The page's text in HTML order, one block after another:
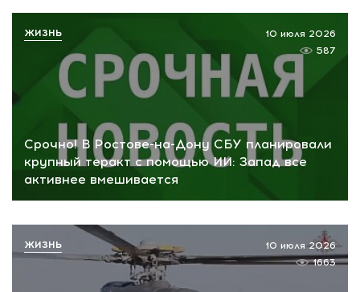
Срочно! В Ростове-на-Дону СБУ планировали
крупный теракт с помощью ИИ: Запад все
активнее вмешивается
10 июля 2026
587
ЖИЗНЬ
10 июля 2026
1663
ЖИЗНЬ